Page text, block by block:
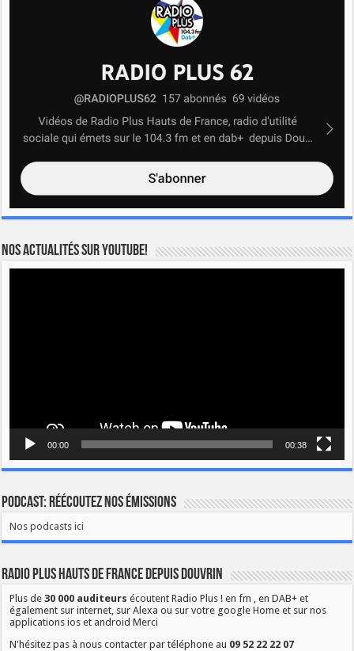
Nos actualités sur YOUTUBE!
00:00 00:38
Podcast: Réécoutez nos émissions
Nos podcasts ici
Radio Plus Hauts de France depuis Douvrin
Plus de30 000 auditeurs écoutent Radio Plus ! en fm , en DAB+ et
également sur internet, sur Alexa ou sur votre google Home et sur nos
applications ios et android Merci
N'hésitez pas à nous contacter par téléphone au 09 52 22 22 07